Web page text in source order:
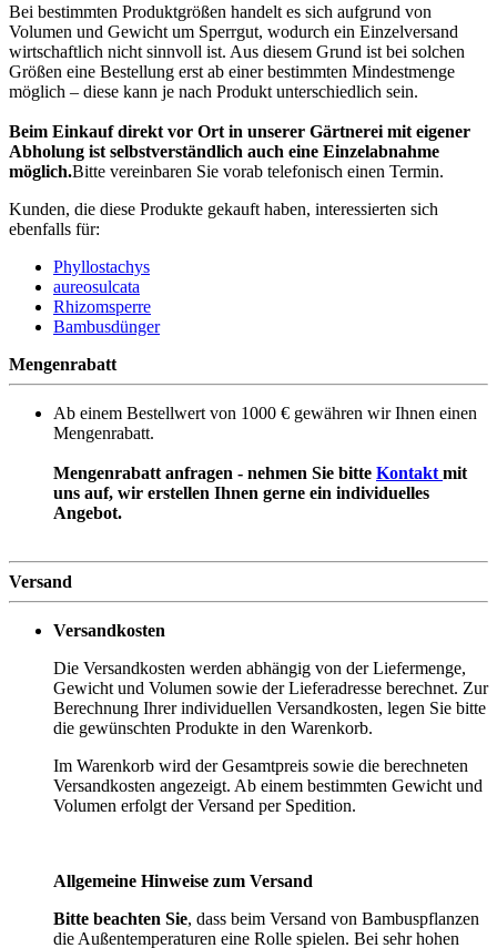
Bei bestimmten Produktgrößen handelt es sich aufgrund von
Volumen und Gewicht um Sperrgut, wodurch ein Einzelversand
wirtschaftlich nicht sinnvoll ist. Aus diesem Grund ist bei solchen
Größen eine Bestellung erst ab einer bestimmten Mindestmenge
möglich – diese kann je nach Produkt unterschiedlich sein.
Beim Einkauf direkt vor Ort in unserer Gärtnerei mit eigener
Abholung ist selbstverständlich auch eine Einzelabnahme
möglich.Bitte vereinbaren Sie vorab telefonisch einen Termin.
Kunden, die diese Produkte gekauft haben, interessierten sich
ebenfalls für:
Phyllostachys
aureosulcata
Rhizomsperre
Bambusdünger
Mengenrabatt
Ab einem Bestellwert von 1000 € gewähren wir Ihnen einen
Mengenrabatt.
Mengenrabatt anfragen - nehmen Sie bitte Kontakt mit
uns auf, wir erstellen Ihnen gerne ein individuelles
Angebot.
Versand
Versandkosten
Die Versandkosten werden abhängig von der Liefermenge,
Gewicht und Volumen sowie der Lieferadresse berechnet. Zur
Berechnung Ihrer individuellen Versandkosten, legen Sie bitte
die gewünschten Produkte in den Warenkorb.
Im Warenkorb wird der Gesamtpreis sowie die berechneten
Versandkosten angezeigt. Ab einem bestimmten Gewicht und
Volumen erfolgt der Versand per Spedition.
Allgemeine Hinweise zum Versand
Bitte beachten Sie, dass beim Versand von Bambuspflanzen
die Außentemperaturen eine Rolle spielen. Bei sehr hohen